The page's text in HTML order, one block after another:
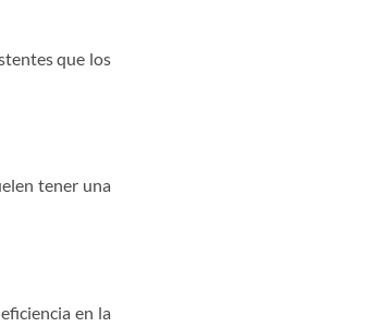
que los
tener una
en la